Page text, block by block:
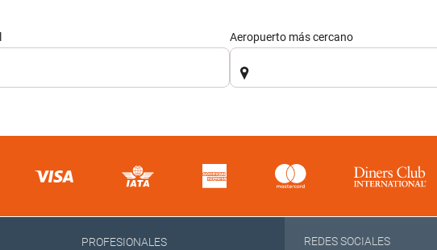
Aeropuerto más cercano
REDES SOCIALES
PROFESIONALES